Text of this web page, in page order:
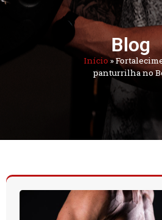
Blog
Início»
panturrilha no